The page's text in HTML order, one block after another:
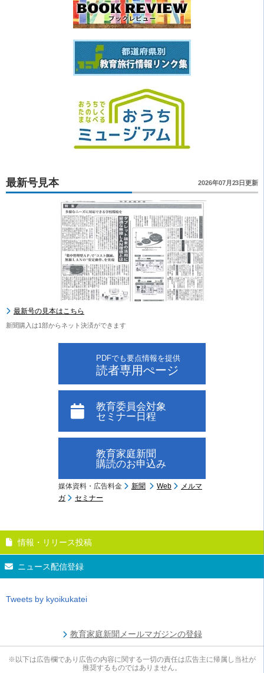
最新号見本 2026年07月23日更新
最新号の見本はこちら
新聞購入は1部からネット決済ができます
PDFでも要点情報を提供
読者専用ぺージ
教育委員会対象
セミナー日程
教育家庭新聞
購読のお申込み
媒体資料・広告料金 新聞 Web
メルマ
ガ
セミナー
情報・リリース投稿
ニュース配信登録
Tweets by kyoikukatei
教育家庭新聞メールマガジンの登録
※以下は広告欄であり広告の内容に関する一切の責任は広告主に帰属し当社が
推奨するものではありません。